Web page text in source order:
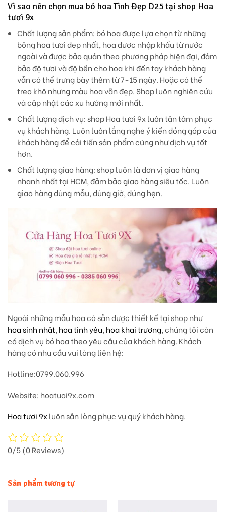
Vì sao nên chọn mua bó hoa Tình Đẹp D25 tại shop Hoa
tươi 9x
Chất lượng sản phẩm: bó hoa được lựa chọn từ những
bông hoa tươi đẹp nhất, hoa được nhập khẩu từ nước
ngoài và được bảo quản theo phương pháp hiện đại, đảm
bảo độ tươi và độ bền cho hoa khi đến tay khách hàng
vẫn có thể trưng bày thêm từ 7-15 ngày. Hoặc có thể
treo khô nhưng màu hoa vẫn đẹp. Shop luôn nghiên cứu
và cập nhật các xu hướng mới nhất.
Chất lượng dịch vụ: shop Hoa tươi 9x luôn tận tâm phục
vụ khách hàng. Luôn luôn lắng nghe ý kiến đóng góp của
khách hàng để cải tiến sản phẩm cũng như dịch vụ tốt
hơn.
Chất lượng giao hàng: shop luôn là đơn vị giao hàng
nhanh nhất tại HCM, đảm bảo giao hàng siêu tốc. Luôn
giao hàng đúng mẫu, đúng giờ, đúng hẹn.
Ngoài những mẫu hoa có sẵn được thiết kế tại shop như
hoa sinh nhật, hoa tình yêu, hoa khai trương, chúng tôi còn
có dịch vụ bó hoa theo yêu cầu của khách hàng. Khách
hàng có nhu cầu vui lòng liên hệ:
Hotline:0799.060.996
Website: hoatuoi9x.com
Hoa tươi 9xluôn sẵn lòng phục vụ quý khách hàng.
0/5(0 Reviews)
Sản phẩm tương tự